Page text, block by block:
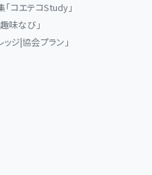
コエテコStudy」
味なび」
ジ|協会プラン」